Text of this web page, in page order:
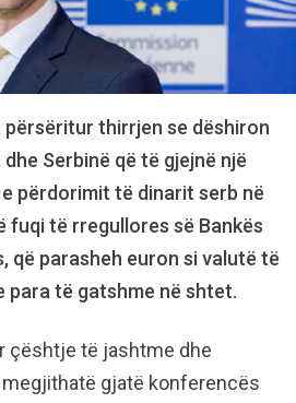
përsëritur thirrjen se dëshiron
Serbinë që të gjejnë një
përdorimit të dinarit serb në
fuqi të rregullores së Bankës
që parasheh euron si valutë të
para të gatshme në shtet.
çështje të jashtme dhe
megjithatë gjatë konferencës